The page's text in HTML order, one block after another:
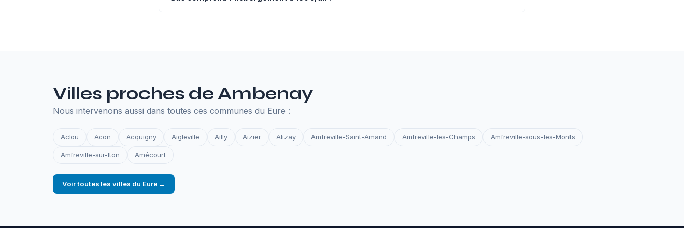
Villes proches de Ambenay
Nous intervenons aussi dans toutes ces communes du Eure :
Aclou Acon Acquigny Aigleville Ailly Aizier Alizay Amfreville-Saint-Amand Amfreville-les-Champs Amfreville-sous-les-Monts
Amfreville-sur-Iton Amécourt
Voir toutes les villes du Eure →